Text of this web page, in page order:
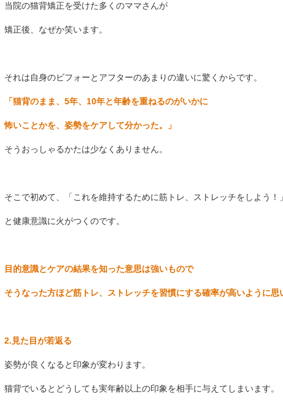
当院の猫背矯正を受けた多くのママさんが
矯正後、なぜか笑います。
それは自身のビフォーとアフターのあまりの違いに驚くからです。
「猫背のまま、5年、10年と年齢を重ねるのがいかに
怖いことかを、姿勢をケアして分かった。」
そうおっしゃるかたは少なくありません。
そこで初めて、「これを維持するために筋トレ、ストレッチをしよう！
と健康意識に火がつくのです。
目的意識とケアの結果を知った意思は強いもので
そうなった方ほど筋トレ、ストレッチを習慣にする確率が高いように思
2.見た目が若返る
姿勢が良くなると印象が変わります。
猫背でいるとどうしても実年齢以上の印象を相手に与えてしまいます。